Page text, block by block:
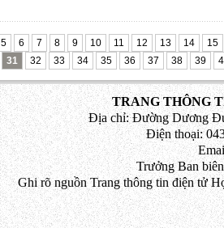
5 6 7 8 9 10 11 12 13 14
15
31 32 33 34 35 36 37 38 39
TRANG THÔNG
Địa chỉ: Đường Dương
Điện thoại:
Trưởng Ban
Ghi rõ nguồn Trang thông tin điện tử